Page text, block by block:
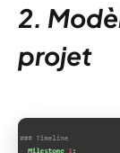
2.
projet